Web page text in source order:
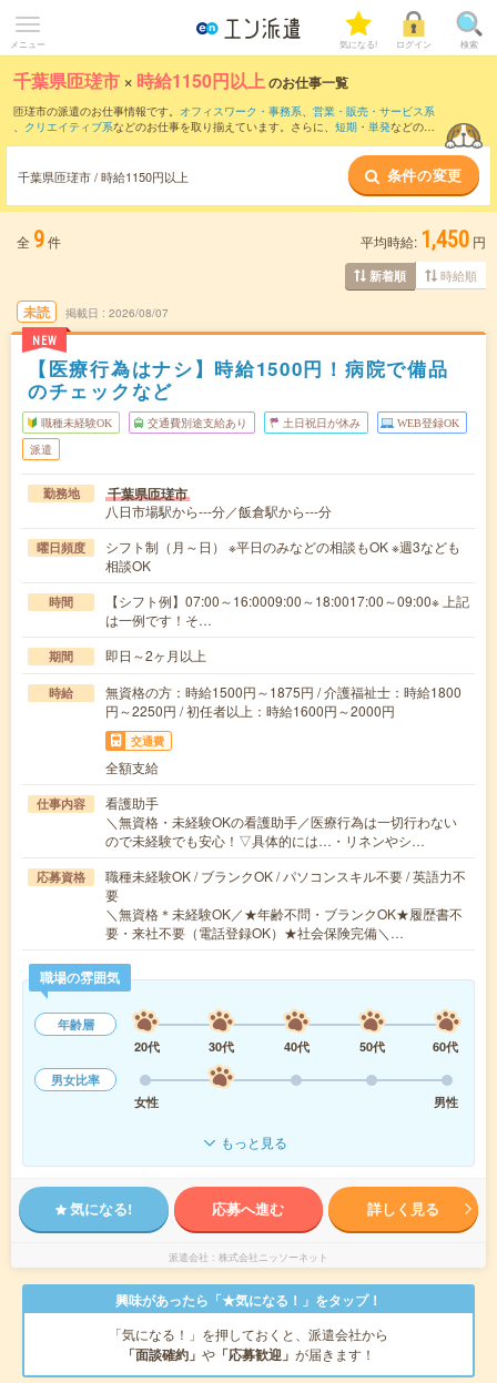
メニュー 気になる! ログイン 検索
千葉県匝瑳市 × 時給1150円以上のお仕事一覧
匝瑳市の派遣のお仕事情報です。 オフィスワーク・事務系、 営業・販売・サービス系
、 クリエイティブ系などのお仕事を取り揃えています。さらに、 短期 ・ 単発などの期
千葉県匝瑳市 / 時給1150円以上 条件の変更
全 9件 平均時給: 1,450 円
新着順 時給順
未読
NEW
掲載日 2026/08/07
【医療行為はナシ】時給1500円！病院で備品
のチェックなど
職種未経験OK 交通費別途支給あり 土日祝日が休み WEB登録OK
派遣
勤務地 千葉県匝瑳市
八日市場駅から---分／飯倉駅から---分
曜日頻度
シフト制（月～日） ※平日のみなどの相談もOK ※週3なども
相談OK
時間
【シフト例】07:00～16:0009:00～18:0017:00～09:00※ 上記
は一例です！そ…
期間 即日～2ヶ月以上
時給
無資格の方：時給1500円～1875円 / 介護福祉士：時給1800
円～2250円 / 初任者以上：時給1600円～2000円
交通費
全額支給
仕事内容
看護助手
＼無資格・未経験OKの看護助手／医療行為は一切行わない
ので未経験でも安心！▽具体的には…・リネンやシ…
応募資格
職種未経験OK / ブランクOK / パソコンスキル不要 / 英語力不
要
＼無資格＊未経験OK／★年齢不問・ブランクOK★履歴書不
要・来社不要（電話登録OK）★社会保険完備＼…
職場の雰囲気
年齢層
20代
30代 40代 50代
60代
男女比率
女性
男性
もっと見る
気になる! 応募へ進む 詳しく見る
派遣会社 株式会社ニッソーネット
興味があったら「★気になる！」をタップ！
「気になる！」を押しておくと、派遣会社から
「面談確約」 や 「応募歓迎」 が届きます！